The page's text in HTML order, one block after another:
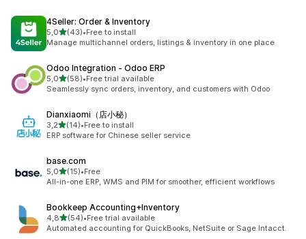
4Seller: Order & Inventory
5,0de 5 estrelas
(43)
43 total de avaliações
•Free to install
Manage multichannel orders, listings & inventory in one place
Odoo Integration ‑ Odoo ERP
5,0de 5 estrelas
(58)
58 total de avaliações
•Free trial available
Seamlessly sync orders, inventory, and customers with Odoo
Dianxiaomi（店小秘）
3,2de 5 estrelas
(14)
14 total de avaliações
•Free to install
ERP software for Chinese seller service
base.com
5,0de 5 estrelas
(15)
15 total de avaliações
•Free
All-in-one ERP, WMS and PIM for smoother, efficient workflows
Bookkeep Accounting+Inventory
4,8de 5 estrelas
(54)
54 total de avaliações
•Free trial available
Automated accounting for QuickBooks, NetSuite or Sage Intacct.